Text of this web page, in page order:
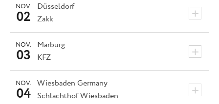
Düsseldorf +
NOV.
02 Zakk
Marburg +
NOV.
03 KFZ
Wiesbaden Germany +
NOV.
04 Schlachthof Wiesbaden